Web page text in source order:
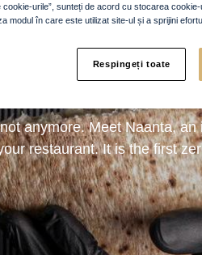
new
anymore. Meet Naanta,
restaurant. It is the first
cookie-urile”, sunteți de acord cu stocarea
modul în care este utilizat site-ul și a sprijini
Respingeți toate